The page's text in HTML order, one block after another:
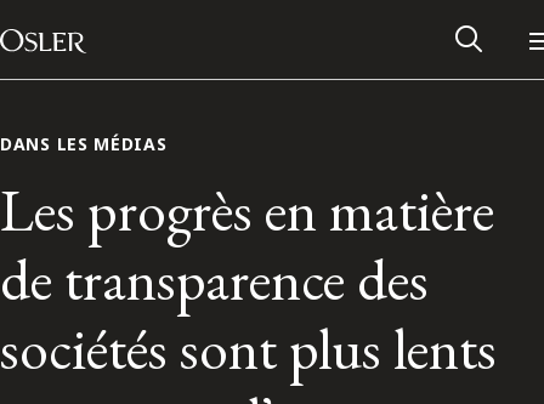
Passer au contenu
Main Navigation
DANS LES MÉDIAS
Les progrès en matière
de transparence des
sociétés sont plus lents